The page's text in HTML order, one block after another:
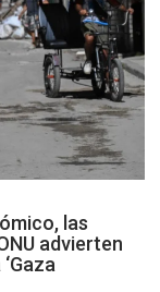
las
advierten